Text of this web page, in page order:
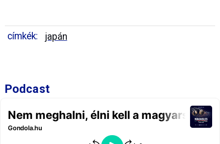
címkék: japán
Podcast